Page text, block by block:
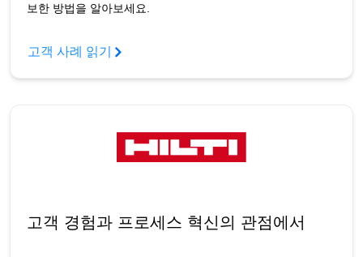
보한 방법을 알아보세요.
고객 사례 읽기
고객 경험과 프로세스 혁신의 관점에서